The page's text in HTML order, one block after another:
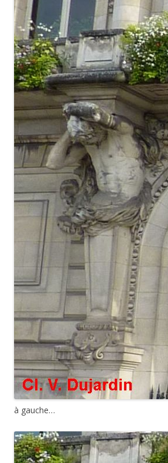
à gauche…